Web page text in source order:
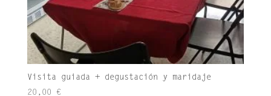
Visita guiada + degustación y maridaje
20,00 €